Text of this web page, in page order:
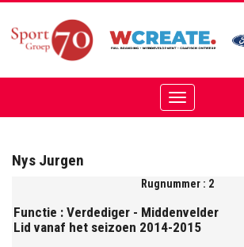
Toggle
navigation
Nys Jurgen
Rugnummer : 2
Functie : Verdediger - Middenvelder
Lid vanaf het seizoen 2014-2015